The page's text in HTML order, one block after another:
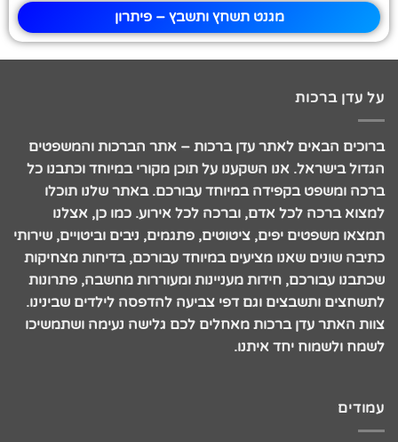
מגנט תשחץ ותשבץ – פיתרון
על עדן ברכות
ברוכים הבאים לאתר עדן ברכות – אתר הברכות והמשפטים
הגדול בישראל. אנו השקענו על תוכן מקורי במיוחד וכתבנו כל
ברכה ומשפט בקפידה במיוחד עבורכם. באתר שלנו תוכלו
למצוא ברכה לכל אדם, וברכה לכל אירוע. כמו כן, אצלנו
תמצאו משפטים יפים, ציטוטים, פתגמים, ניבים וביטויים, שירותי
כתיבה שונים שאנו מציעים במיוחד עבורכם, בדיחות מצחיקות
שכתבנו עבורכם, חידות מעניינות ומעוררות מחשבה, פתרונות
לתשחצים ותשבצים וגם דפי צביעה להדפסה לילדים שבינינו.
צוות האתר עדן ברכות מאחלים לכם גלישה נעימה ושתמשיכו
לשמח ולשמוח יחד איתנו.
עמודים